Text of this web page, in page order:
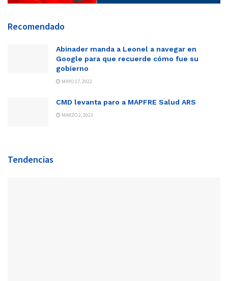
Recomendado
Abinader manda a Leonel a navegar en
Google para que recuerde cómo fue su
gobierno
MAYO 17, 2022
CMD levanta paro a MAPFRE Salud ARS
MARZO 2, 2023
Tendencias